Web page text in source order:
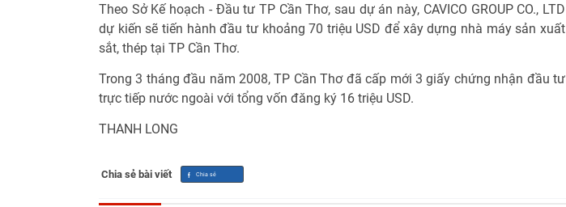
Theo Sở Kế hoạch - Đầu tư TP Cần Thơ, sau dự án này, CAVICO GROUP CO., LTD
dự kiến sẽ tiến hành đầu tư khoảng 70 triệu USD để xây dựng nhà máy sản xuất
sắt, thép tại TP Cần Thơ.
Trong 3 tháng đầu năm 2008, TP Cần Thơ đã cấp mới 3 giấy chứng nhận đầu tư
trực tiếp nước ngoài với tổng vốn đăng ký 16 triệu USD.
THANH LONG
Chia sẻ bài viết